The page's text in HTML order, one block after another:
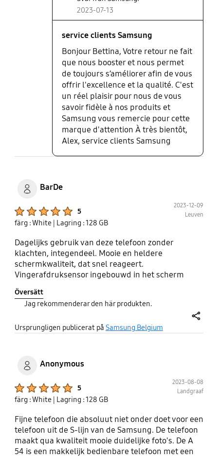
longtemps que ces modèles. Malgré une journée
d'utilisation assez intensive, pas besoin de le
charger avant d'aller se coucher.
2023-07-13
service clients Samsung
Bonjour Bettina, Votre retour ne fait
que nous booster et nous permet
de toujours s’améliorer afin de vous
offrir l'excellence et la qualité. C'est
un réel plaisir pour nous de vous
savoir fidèle à nos produits et
Samsung vous remercie pour cette
marque d'attention À très bientôt,
Alex, service clients Samsung
BarDe
5
2023-12-09
Leuven
färg : White | Lagring : 128 GB
Dagelijks gebruik van deze telefoon zonder
klachten, integendeel. Mooie en heldere
schermkwaliteit, dat snel reageert.
Vingerafdruksensor ingebouwd in het scherm
Camera heeft uitstekende kwaliteit, kan
concurreren met camera's van smartphones in de
verschillende functies aan op hun devices, handig
Ligt waarschijnlijk ook aan de vele functies die
beschikbaar en actief zijn op de achtergrond. Het
beste toestel dat ik tot nu toe al gehad heb, zonder
meer.
Översätt
Jag rekommenderar den här produkten.
Ursprungligen publicerat på Samsung Belgium
Anonymous
5
2023-08-08
Landgraaf
färg : White | Lagring : 128 GB
Fijne telefoon die absoluut niet onder doet voor een
telefoon uit de S-lijn van de Samsung. De telefoon
maakt qua kwaliteit mooie duidelijke foto's. De A
54 is een makkelijk bedienbare telefoon met een